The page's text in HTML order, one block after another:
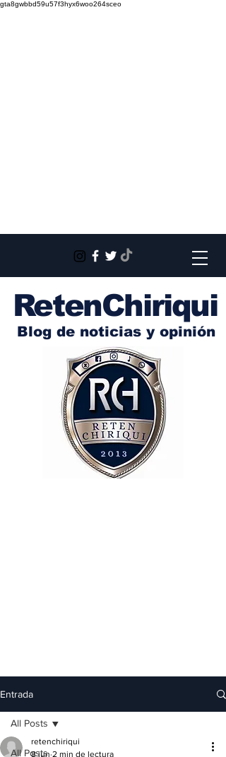
gta8gwbbd59u57f3hyx6woo264sceo
RetenChiriqui
Blog de noticias y opinión
Entrada
All Posts
All Posts
retenchiriqui
8 jun 2 min de lectura